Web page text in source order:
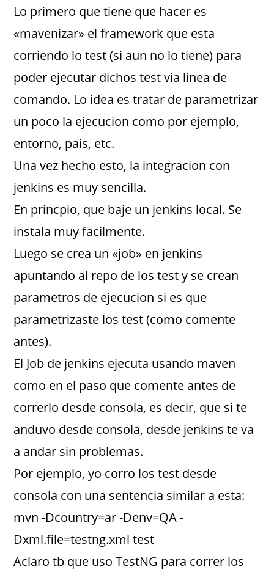
Lo primero que tiene que hacer es
«mavenizar» el framework que esta
corriendo lo test (si aun no lo tiene) para
poder ejecutar dichos test via linea de
comando. Lo idea es tratar de parametrizar
un poco la ejecucion como por ejemplo,
entorno, pais, etc.
Una vez hecho esto, la integracion con
jenkins es muy sencilla.
En princpio, que baje un jenkins local. Se
instala muy facilmente.
Luego se crea un «job» en jenkins
apuntando al repo de los test y se crean
parametros de ejecucion si es que
parametrizaste los test (como comente
antes).
El Job de jenkins ejecuta usando maven
como en el paso que comente antes de
correrlo desde consola, es decir, que si te
anduvo desde consola, desde jenkins te va
a andar sin problemas.
Por ejemplo, yo corro los test desde
consola con una sentencia similar a esta:
mvn -Dcountry=ar -Denv=QA -
Dxml.file=testng.xml test
Aclaro tb que uso TestNG para correr los